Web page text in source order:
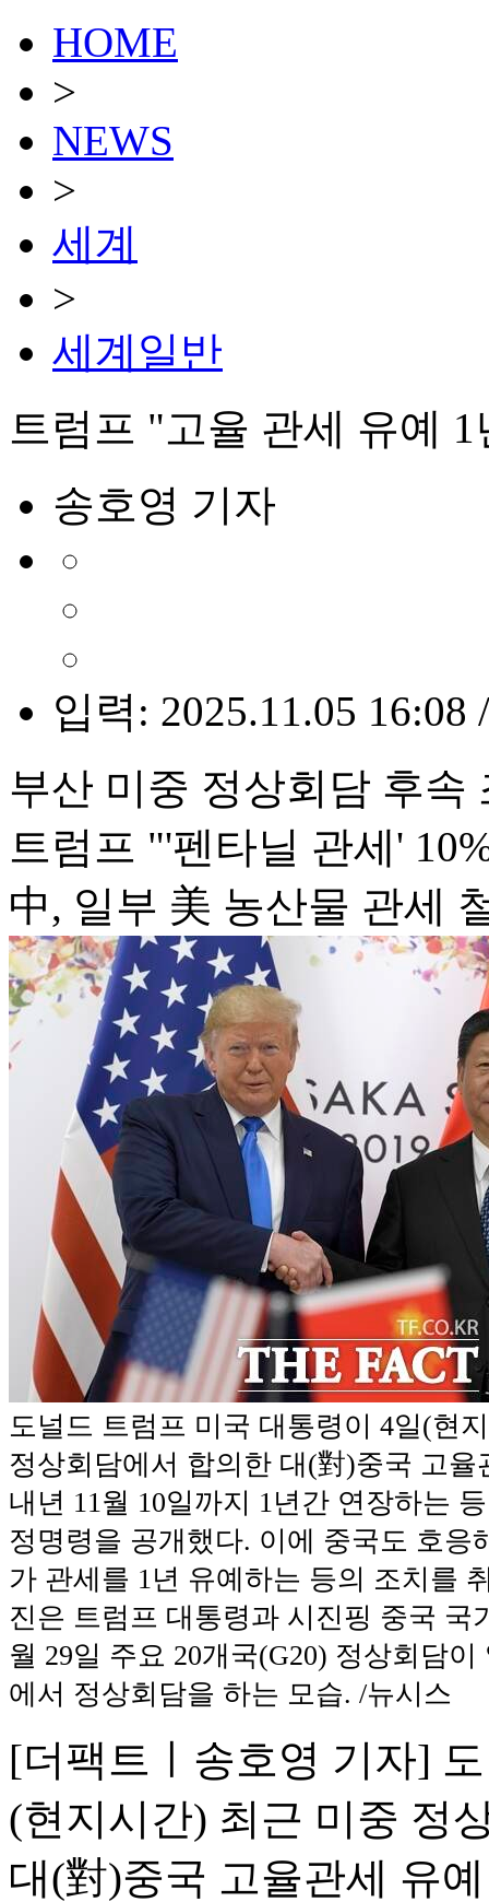
HOME
>
NEWS
>
세계
>
세계일반
트럼프 "고율 관세 유예
송호영 기자
입력: 2025.11.05 16:08
부산 미중 정상회담 후속
트럼프 "'펜타닐 관세'
中, 일부 美 농산물 관세
도널드 트럼프 미국 대통령이 4일(현
정상회담에서 합의한 대(對)중국 고율
내년 11월 10일까지 1년간 연장하는
정명령을 공개했다. 이에 중국도 호응
가 관세를 1년 유예하는 등의 조치를
진은 트럼프 대통령과 시진핑 중국 국
월 29일 주요 20개국(G20) 정상회담
에서 정상회담을 하는 모습. /뉴시스
[더팩트ㅣ송호영 기자]
(현지시간) 최근 미중 정
대(對)중국 고율관세 유